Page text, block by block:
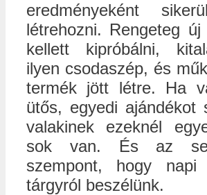
eredményeként
létrehozni. Rengeteg új
kellett kipróbálni,
ilyen csodaszép, és
termék jött létre. Ha
ütős, egyedi ajándékot
valakinek ezeknél
sok van. És az
szempont, hogy napi
tárgyról beszélünk.